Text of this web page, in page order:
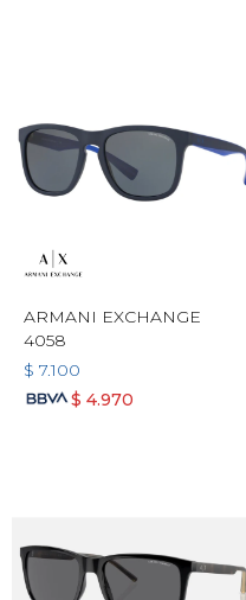
ARMANI EXCHANGE
4058
$ 7.100
$ 4.970